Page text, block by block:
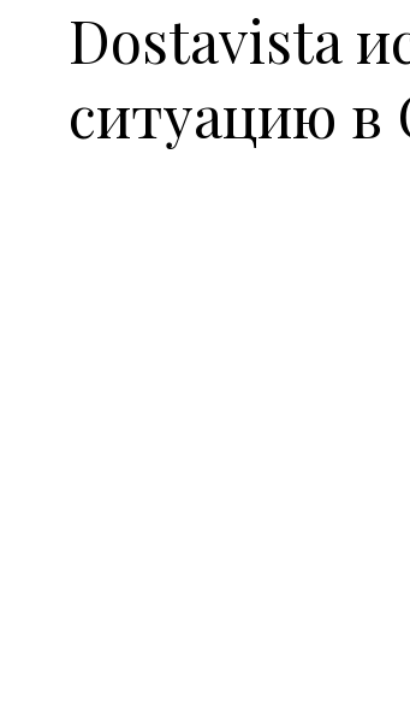
Dostavista
ситуацию в